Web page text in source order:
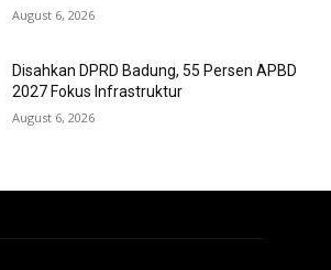
August 6, 2026
Disahkan DPRD Badung, 55 Persen APBD
2027 Fokus Infrastruktur
August 6, 2026